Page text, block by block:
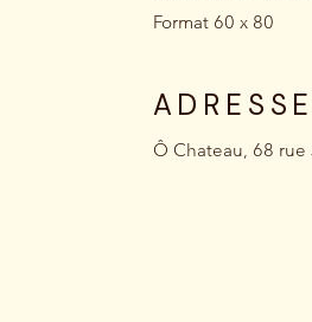
Format 60 x 80
Ô Chateau, 68 rue